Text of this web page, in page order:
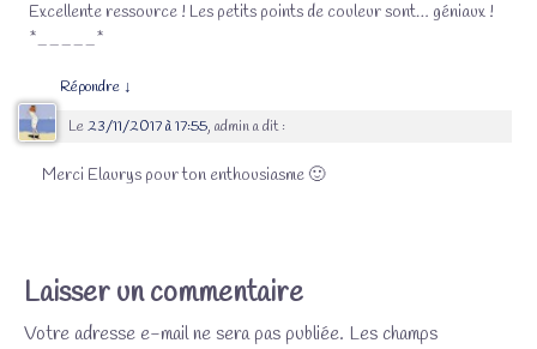
Excellente ressource ! Les petits points de couleur sont… géniaux !
*_____*
Répondre ↓
Le23/11/2017 à 17:55, admina dit :
Merci Elaurys pour ton enthousiasme 🙂
Laisser un commentaire
Votre adresse e-mail ne sera pas publiée. Les champs